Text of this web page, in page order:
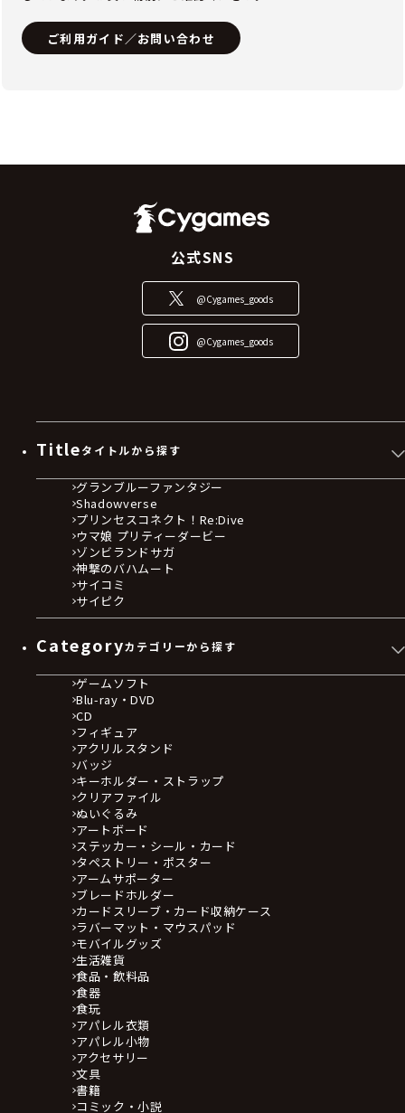
ご利用ガイド／お問い合わせ
公式SNS
@Cygames_goods
@Cygames_goods
Titleタイトルから探す
グランブルーファンタジー
Shadowverse
プリンセスコネクト！Re:Dive
ウマ娘 プリティーダービー
ゾンビランドサガ
神撃のバハムート
サイコミ
サイピク
Categoryカテゴリーから探す
ゲームソフト
Blu-ray・DVD
CD
フィギュア
アクリルスタンド
バッジ
キーホルダー・ストラップ
クリアファイル
ぬいぐるみ
アートボード
ステッカー・シール・カード
タペストリー・ポスター
アームサポーター
ブレードホルダー
カードスリーブ・カード収納ケース
ラバーマット・マウスパッド
モバイルグッズ
生活雑貨
食品・飲料品
食器
食玩
アパレル衣類
アパレル小物
アクセサリー
文具
書籍
コミック・小説